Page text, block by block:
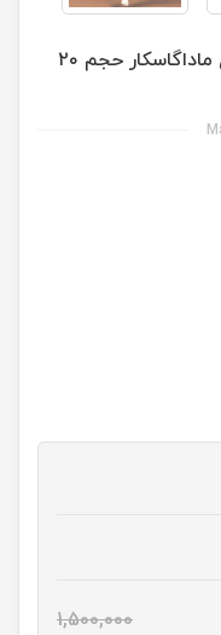
کرم دور چشم سانتلا مدل بوکاچیول ماداگاسکار حجم ۲۰
1,500,000